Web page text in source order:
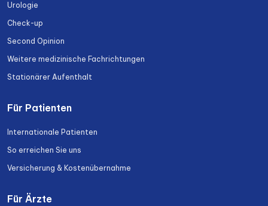
Urologie
Check-up
Second Opinion
Weitere medizinische Fachrichtungen
Stationärer Aufenthalt
Für Patienten
Internationale Patienten
So erreichen Sie uns
Versicherung & Kostenübernahme
Für Ärzte